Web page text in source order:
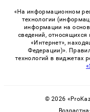
«На информационном
технологии
информации на
сведений, относящихся
«Интернет»,
Федерации)».
технологий в виджетах
© 2026